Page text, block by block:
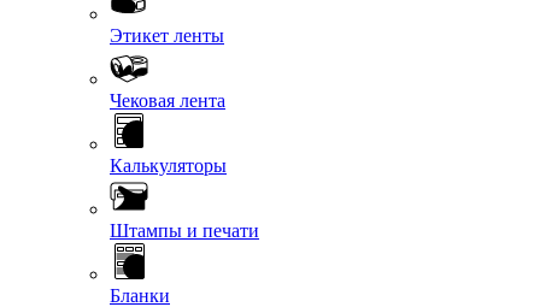
Этикет ленты
Чековая лента
Калькуляторы
Штампы и печати
Бланки